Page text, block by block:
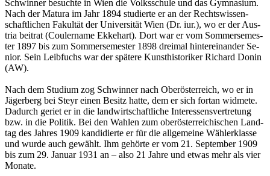
Schwin­ner be­such­te in Wien die Volks­schu­le und das Gym­na­si­um.
Nach der Ma­tu­ra im Jahr 1894 stu­dier­te er an der Rechts­wis­sen­
schaft­li­chen Fa­kul­tät der Uni­ver­si­tät Wien (Dr. iur.), wo er der Aus­
tria bei­trat (Cou­ler­na­me Ek­ke­hart). Dort war er vom Som­mer­se­mes­
ter 1897 bis zum Som­mer­se­mes­ter 1898 drei­mal hin­ter­ein­an­der Se­
ni­or. Sein Leib­fuchs war der spä­te­re Kunst­his­to­ri­ker Ri­chard Donin
(AW).
Nach dem Stu­di­um zog Schwin­ner nach Ober­ös­ter­reich, wo er in
Jä­ger­berg bei Steyr einen Be­sitz hatte, dem er sich fort­an wid­me­te.
Da­durch ge­riet er in die land­wirt­schaft­li­che In­ter­es­sens­ver­tre­tung
bzw. in die Po­li­tik. Bei den Wah­len zum ober­ös­ter­rei­chi­schen Land­
tag des Jah­res 1909 kan­di­dier­te er für die all­ge­mei­ne Wäh­ler­klas­se
und wurde auch ge­wählt. Ihm ge­hör­te er vom 21. Sep­tem­ber 1909
bis zum 29. Ja­nu­ar 1931 an – also 21 Jahre und etwas mehr als vier
Mo­na­te.